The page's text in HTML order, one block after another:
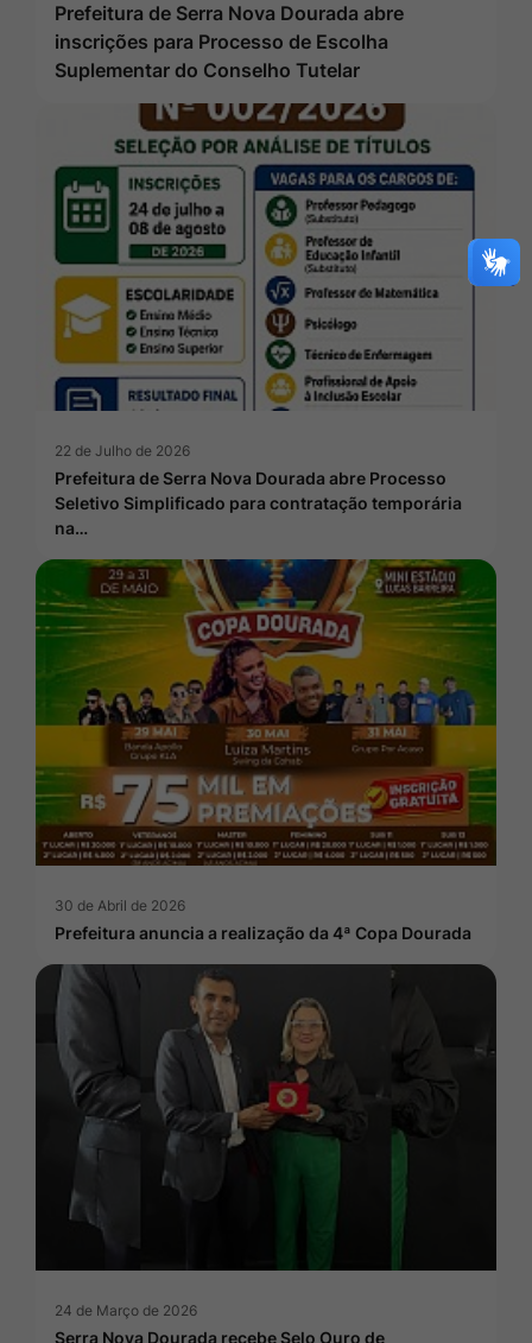
Prefeitura de Serra Nova Dourada abre
inscrições para Processo de Escolha
Suplementar do Conselho Tutelar
22 de Julho de 2026
Prefeitura de Serra Nova Dourada abre Processo
Seletivo Simplificado para contratação temporária
na…
30 de Abril de 2026
Prefeitura anuncia a realização da 4ª Copa Dourada
24 de Março de 2026
Serra Nova Dourada recebe Selo Ouro de